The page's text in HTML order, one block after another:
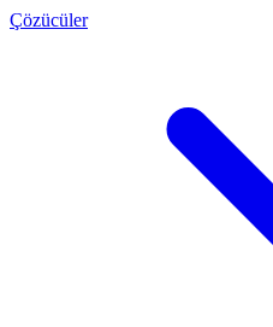
Çözücüler